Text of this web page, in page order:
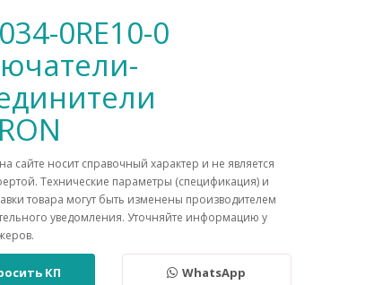
0RE10-0
сайте носит справочный характер и не является
Технические параметры (спецификация) и
товара могут быть изменены производителем
уведомления. Уточняйте информацию у
КП WhatsApp